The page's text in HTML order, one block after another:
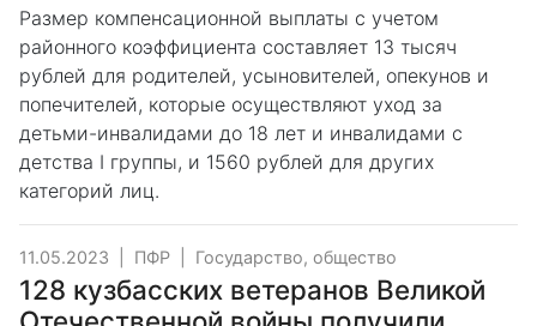
Размер компенсационной выплаты с учетом
районного коэффициента составляет 13 тысяч
рублей для родителей, усыновителей, опекунов и
попечителей, которые осуществляют уход за
детьми-инвалидами до 18 лет и инвалидами с
детства I группы, и 1560 рублей для других
категорий лиц.
11.05.2023 ПФР Государство, общество
128 кузбасских ветеранов Великой